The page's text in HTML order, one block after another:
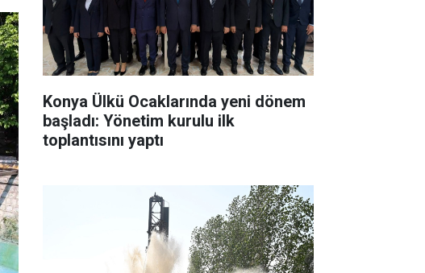
Konya Ülkü Ocaklarında yeni dönem
başladı: Yönetim kurulu ilk
toplantısını yaptı